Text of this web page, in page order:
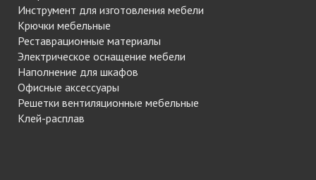
Инструмент для изготовления мебели
Крючки мебельные
Реставрационные материалы
Электрическое оснащение мебели
Наполнение для шкафов
Офисные аксессуары
Решетки вентиляционные мебельные
Клей-расплав